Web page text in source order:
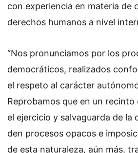
con experiencia en materia de
derechos humanos a nivel
“Nos pronunciamos por los
democráticos, realizados
el respeto al carácter
Reprobamos que en un recinto
el ejercicio y salvaguarda de la
den procesos opacos e
de esta naturaleza, aún más,